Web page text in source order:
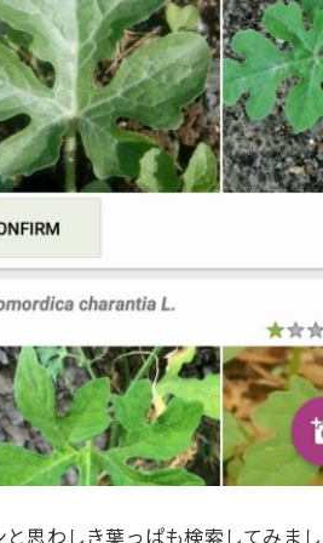
と思わしき葉っぱも検索してみま